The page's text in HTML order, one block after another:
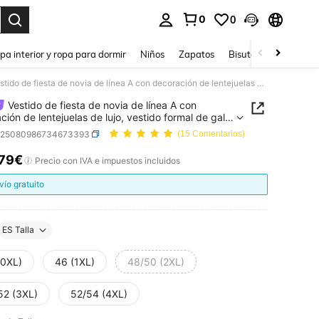
0 0
interior y ropa para dormir Niños Zapatos Bisutería Y
Vestido de fiesta de novia de línea A con decoración de lentejuelas de lujo, vestido formal de gala de longitud hasta el suelo con escote en V con cuentas y cremallera, vestido formal elegante y vintage con encanto romántico para mujer
Vestido de fiesta de novia de línea A con
de lentejuelas de lujo, vestido formal de gala
hasta el suelo con escote en V con cuentas y
vestido formal elegante y vintage con
romántico para mujer
(15 Comentarios)
AND AVAILABILITY
Precio con IVA e impuestos incluidos
gratuito
ES Talla
46 (1XL) 48/50 (2XL)
(3XL) 52/54 (4XL)